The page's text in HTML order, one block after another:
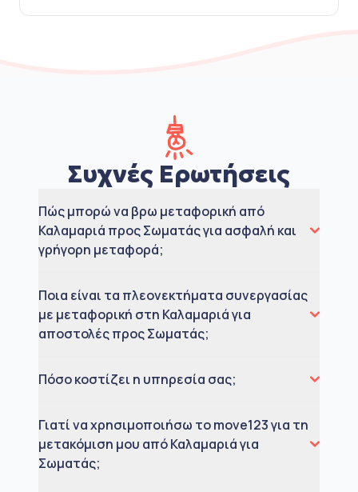
Συχνές Ερωτήσεις
Πώς μπορώ να βρω μεταφορική από
Καλαμαριά προς Σωματάς για ασφαλή και
γρήγορη μεταφορά;
Ποια είναι τα πλεονεκτήματα συνεργασίας
με μεταφορική στη Καλαμαριά για
αποστολές προς Σωματάς;
Πόσο κοστίζει η υπηρεσία σας;
Γιατί να χρησιμοποιήσω το move123 για τη
μετακόμιση μου από Καλαμαριά για
Σωματάς;